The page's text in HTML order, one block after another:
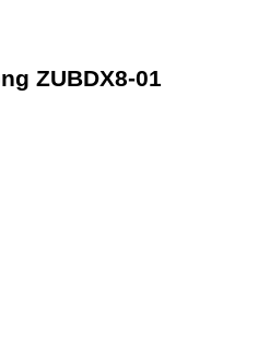
ZUBDX8-01